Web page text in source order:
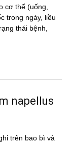
cơ thể (uống,
trong ngày, liều
thái bệnh,
napellus
trên bao bì và